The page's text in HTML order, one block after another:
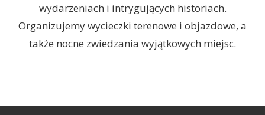
wydarzeniach i intrygujących historiach.
Organizujemy wycieczki terenowe i objazdowe, a
także nocne zwiedzania wyjątkowych miejsc.